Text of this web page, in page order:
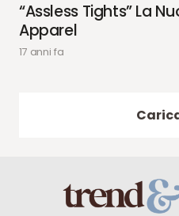
“Assless Tights” La
Apparel
17 anni fa